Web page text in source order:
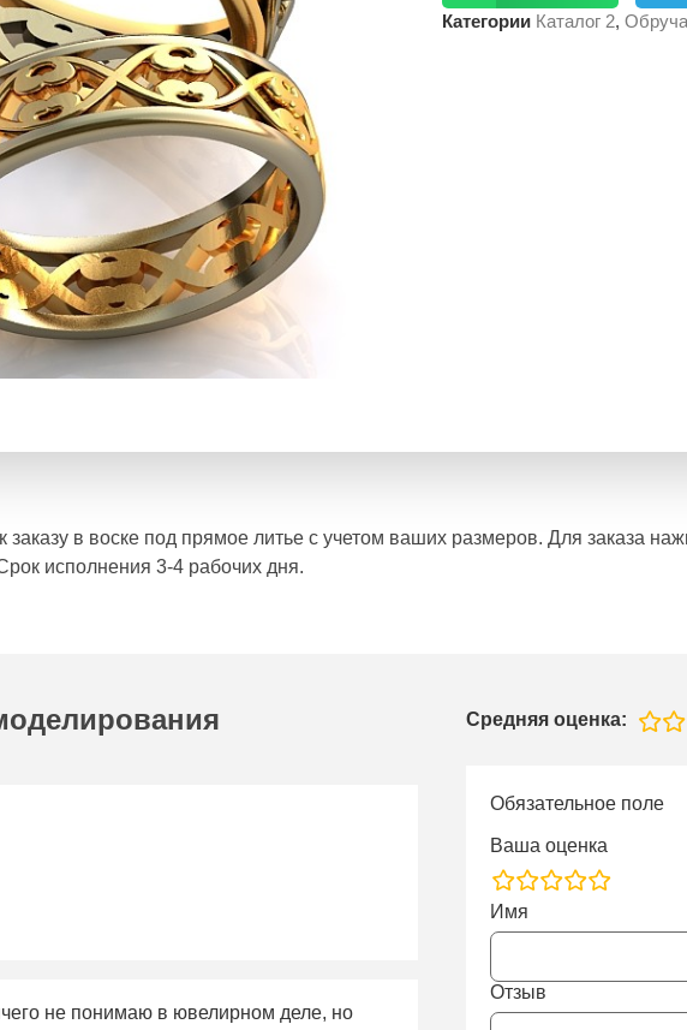
Категории Каталог 2,
заказу в воске под прямое литье с учетом ваших размеров. Для заказа
исполнения 3-4 рабочих дня.
Средняя оценка:
не понимаю в ювелирном деле, но
Обязательное поле
Ваша оценка
rating
fields
Имя
Отзыв